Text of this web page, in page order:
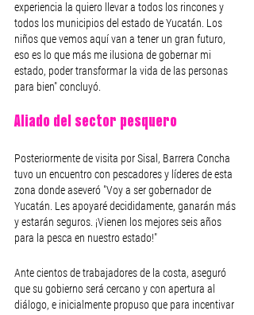
experiencia la quiero llevar a todos los rincones y
todos los municipios del estado de Yucatán. Los
niños que vemos aquí van a tener un gran futuro,
eso es lo que más me ilusiona de gobernar mi
estado, poder transformar la vida de las personas
para bien" concluyó.
Aliado del sector pesquero
Posteriormente de visita por Sisal, Barrera Concha
tuvo un encuentro con pescadores y líderes de esta
zona donde aseveró "Voy a ser gobernador de
Yucatán. Les apoyaré decididamente, ganarán más
y estarán seguros. ¡Vienen los mejores seis años
para la pesca en nuestro estado!"
Ante cientos de trabajadores de la costa, aseguró
que su gobierno será cercano y con apertura al
diálogo, e inicialmente propuso que para incentivar